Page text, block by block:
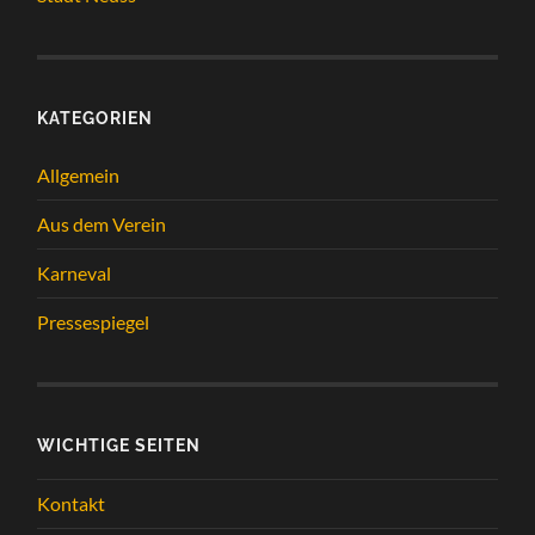
KATEGORIEN
Allgemein
Aus dem Verein
Karneval
Pressespiegel
WICHTIGE SEITEN
Kontakt